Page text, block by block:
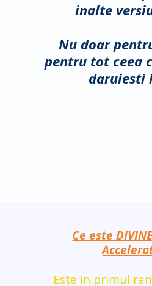
inalte
Nu doar
pentru tot ceea
daruiesti
Ce este
Este in primul